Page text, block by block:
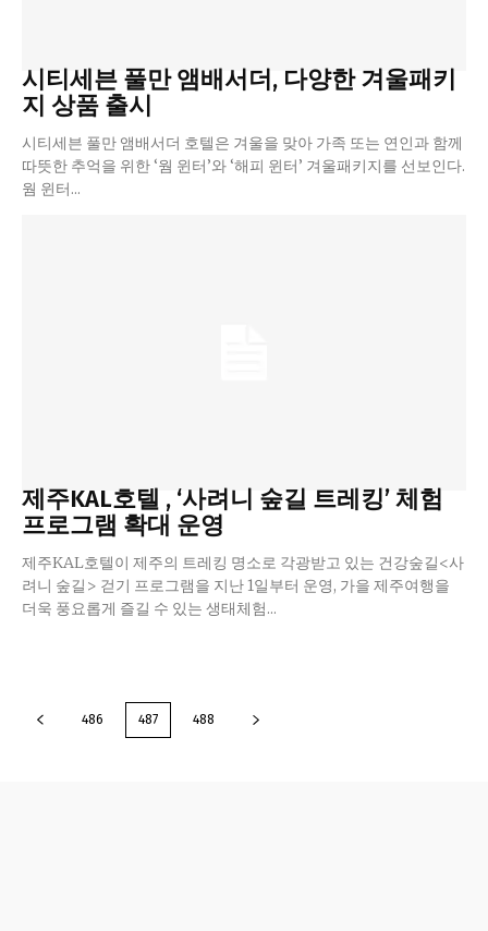
시티세븐 풀만 앰배서더, 다양한 겨울패키
지 상품 출시
시티세븐 풀만 앰배서더 호텔은 겨울을 맞아 가족 또는 연인과 함께
따뜻한 추억을 위한 ‘웜 윈터’와 ‘해피 윈터’ 겨울패키지를 선보인다.
웜 윈터...
제주KAL호텔 , ‘사려니 숲길 트레킹’ 체험
프로그램 확대 운영
제주KAL호텔이 제주의 트레킹 명소로 각광받고 있는 건강숲길<사
려니 숲길> 걷기 프로그램을 지난 1일부터 운영, 가을 제주여행을
더욱 풍요롭게 즐길 수 있는 생태체험...
486 487 488